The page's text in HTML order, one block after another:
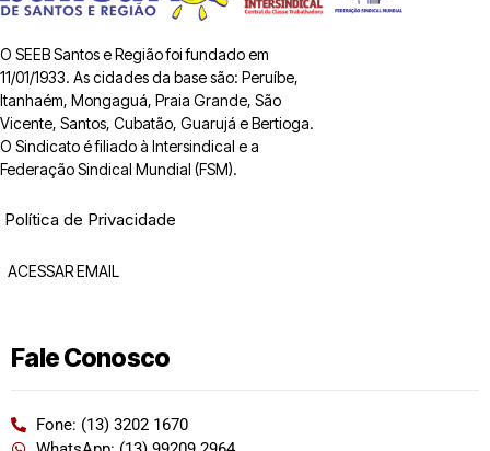
O SEEB Santos e Região foi fundado em
11/01/1933. As cidades da base são: Peruíbe,
Itanhaém, Mongaguá, Praia Grande, São
Vicente, Santos, Cubatão, Guarujá e Bertioga.
O Sindicato é filiado à Intersindical e a
Federação Sindical Mundial (FSM).
Política de Privacidade
ACESSAR EMAIL
Fale Conosco
Fone: (13) 3202 1670